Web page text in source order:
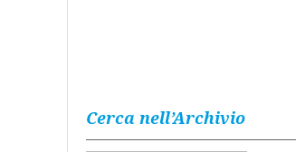
Cerca nell’Archivio